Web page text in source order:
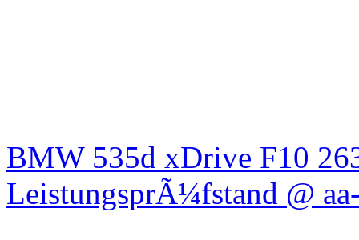
BMW 535d xDrive F10
LeistungsprÃ¼fstand @